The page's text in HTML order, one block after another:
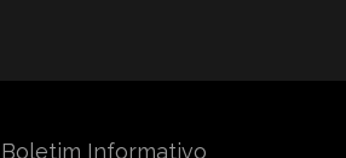
Boletim Informativo